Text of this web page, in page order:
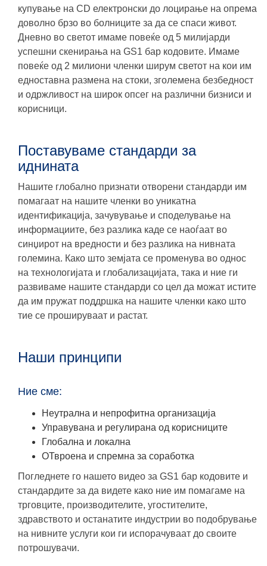
купување на CD електронски до лоцирање на опрема
доволно брзо во болниците за да се спаси живот.
Дневно во светот имаме повеќе од 5 милијарди
успешни скенирања на GS1 бар кодовите. Имаме
повеќе од 2 милиони членки ширум светот на кои им
едноставна размена на стоки, зголемена безбедност
и одржливост на широк опсег на различни бизниси и
корисници.
Поставуваме стандарди за
иднината
Нашите глобално признати отворени стандарди им
помагаат на нашите членки во уникатна
идентификација, зачувување и споделување на
информациите, без разлика каде се наоѓаат во
синџирот на вредности и без разлика на нивната
големина. Како што земјата се променува во однос
на технологијата и глобализацијата, така и ние ги
развиваме нашите стандарди со цел да можат истите
да им пружат поддршка на нашите членки како што
тие се прошируваат и растат.
Наши принципи
Ние сме:
Неутрална и непрофитна организација
Управувана и регулирана од корисниците
Глобална и локална
ОТвроена и спремна за соработка
Погледнете го нашето видео за GS1 бар кодовите и
стандардите за да видете како ние им помагаме на
трговците, производителите, угостителите,
здравството и останатите индустрии во подобрување
на нивните услуги кои ги испорачуваат до своите
потрошувачи.